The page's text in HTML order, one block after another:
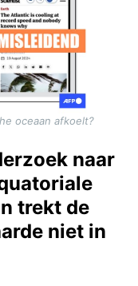
oceaan afkoelt?
naar
trekt de
niet in